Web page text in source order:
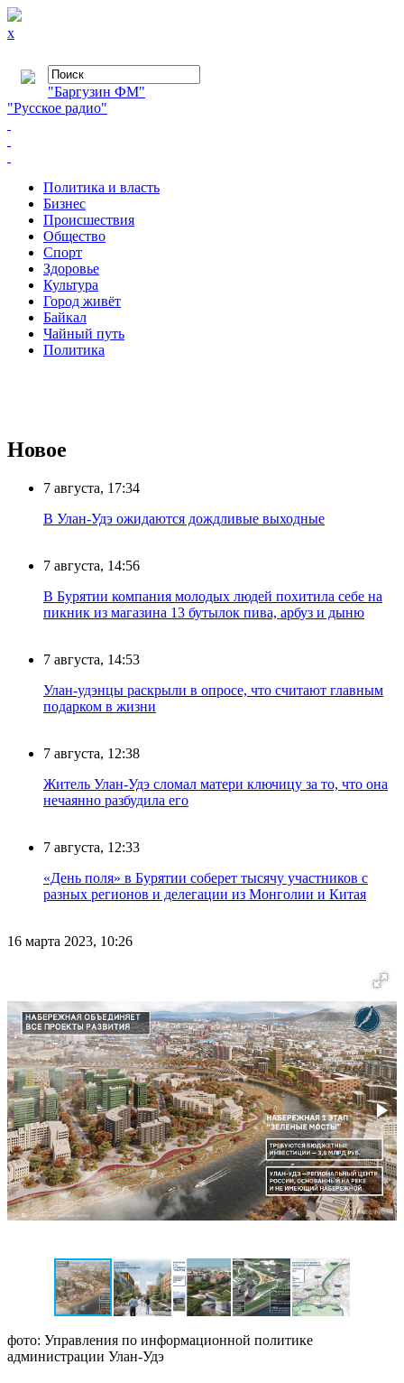
x
"Баргузин ФМ"
"Русское радио"
Политика и власть
Бизнес
Происшествия
Общество
Cпорт
Здоровье
Культура
Город живёт
Байкал
Чайный путь
Политика
Новое
7 августа, 17:34
В Улан-Удэ ожидаются дождливые выходные
7 августа, 14:56
В Бурятии компания молодых людей похитила себе на
пикник из магазина 13 бутылок пива, арбуз и дыню
7 августа, 14:53
Улан-удэнцы раскрыли в опросе, что считают главным
подарком в жизни
7 августа, 12:38
Житель Улан-Удэ сломал матери ключицу за то, что она
нечаянно разбудила его
7 августа, 12:33
«День поля» в Бурятии соберет тысячу участников с
разных регионов и делегации из Монголии и Китая
16 марта 2023, 10:26
фото: Управления по информационной политике
администрации Улан-Удэ